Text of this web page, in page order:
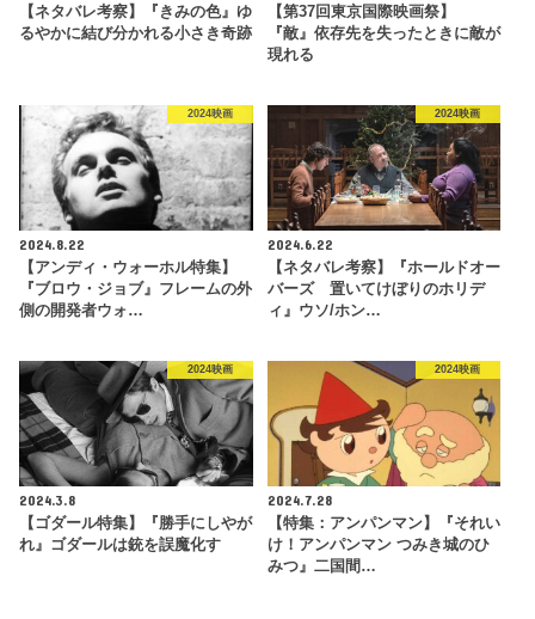
【ネタバレ考察】『きみの色』ゆ
るやかに結び分かれる小さき奇跡
【第37回東京国際映画祭】
『敵』依存先を失ったときに敵が
現れる
2024映画
2024.8.22
【アンディ・ウォーホル特集】
『ブロウ・ジョブ』フレームの外
側の開発者ウォ…
2024映画
2024.6.22
【ネタバレ考察】『ホールドオー
バーズ 置いてけぼりのホリデ
ィ』ウソ/ホン…
2024映画
2024.3.8
【ゴダール特集】『勝手にしやが
れ』ゴダールは銃を誤魔化す
2024映画
2024.7.28
【特集：アンパンマン】『それい
け！アンパンマン つみき城のひ
みつ』二国間…